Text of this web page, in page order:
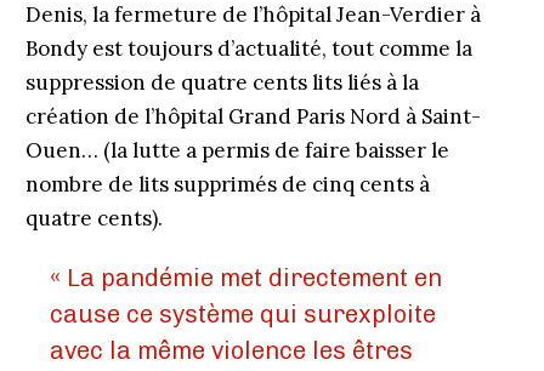
Denis, la fermeture de l’hôpital Jean-Verdier à
Bondy est toujours d’actualité, tout comme la
suppression de quatre cents lits liés à la
création de l’hôpital Grand Paris Nord à Saint-
Ouen… (la lutte a permis de faire baisser le
nombre de lits supprimés de cinq cents à
quatre cents).
« La pandémie met directement en
cause ce système qui surexploite
avec la même violence les êtres